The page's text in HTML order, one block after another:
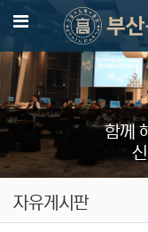
함께
메뉴
자유게시판